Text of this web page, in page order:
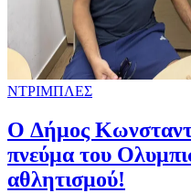
ΝΤΡΙΜΠΛΕΣ
O Δήμος
πνεύμα του
αθλητισμού!